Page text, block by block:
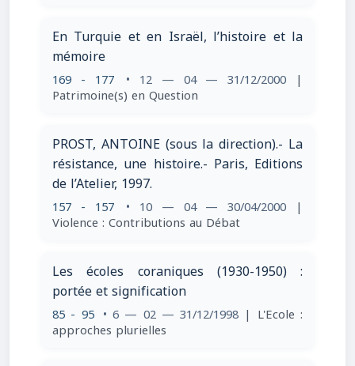
En Turquie et en Israël, l’histoire et la
mémoire
169 - 177 • 12 — 04 — 31/12/2000 |
Patrimoine(s) en Question
PROST, ANTOINE (sous la direction).- La
résistance, une histoire.- Paris, Editions
de l’Atelier, 1997.
157 - 157 • 10 — 04 — 30/04/2000 |
Violence : Contributions au Débat
Les écoles coraniques (1930-1950) :
portée et signification
85 - 95 • 6 — 02 — 31/12/1998 | L'Ecole :
approches plurielles